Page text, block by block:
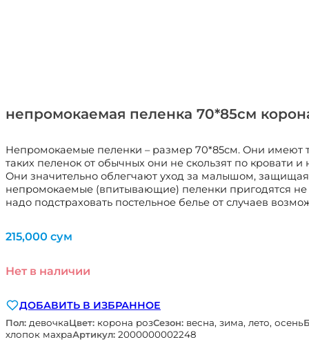
непромокаемая пеленка 70*85см
Непромокаемые пеленки – размер 70*85см. Они имеют
таких пеленок от обычных они не скользят по
Они значительно облегчают уход за малышом, защищая
непромокаемые (впитывающие) пеленки пригодятся не
надо подстраховать постельное белье от случаев
215,000 сум
Нет в наличии
ДОБАВИТЬ В ИЗБРАННОЕ
Пол: девочкаЦвет: корона розСезон: весна, зима, лето, осень
хлопок махраАртикул: 2000000002248